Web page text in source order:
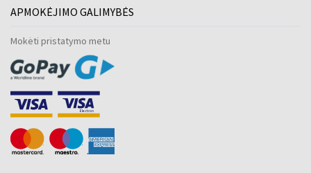
APMOKĖJIMO GALIMYBĖS
Mokėti pristatymo metu